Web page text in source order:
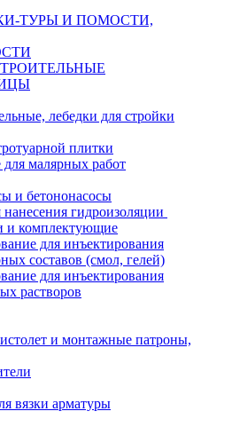
ТУРЫ И ПОМОСТИ,
лебедки для стройки
плитки
малярных работ
и бетононасосы
нанесения гидроизоляции
и комплектующие
для инъектирования
составов (смол, гелей)
для инъектирования
растворов
и монтажные патроны,
вязки арматуры